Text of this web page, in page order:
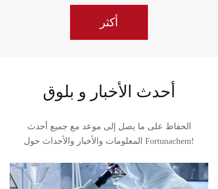
أكثر
أحدث الأخبار و بلوق
الحفاظ على ما يصل إلى موعد مع جميع أحدث
المعلومات والأخبار والأحداث حول Fortunachem!